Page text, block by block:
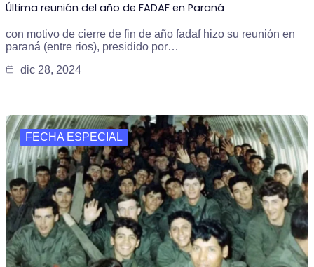
Última reunión del año de FADAF en Paraná
con motivo de cierre de fin de año fadaf hizo su reunión en
paraná (entre rios), presidido por…
dic 28, 2024
FECHA ESPECIAL